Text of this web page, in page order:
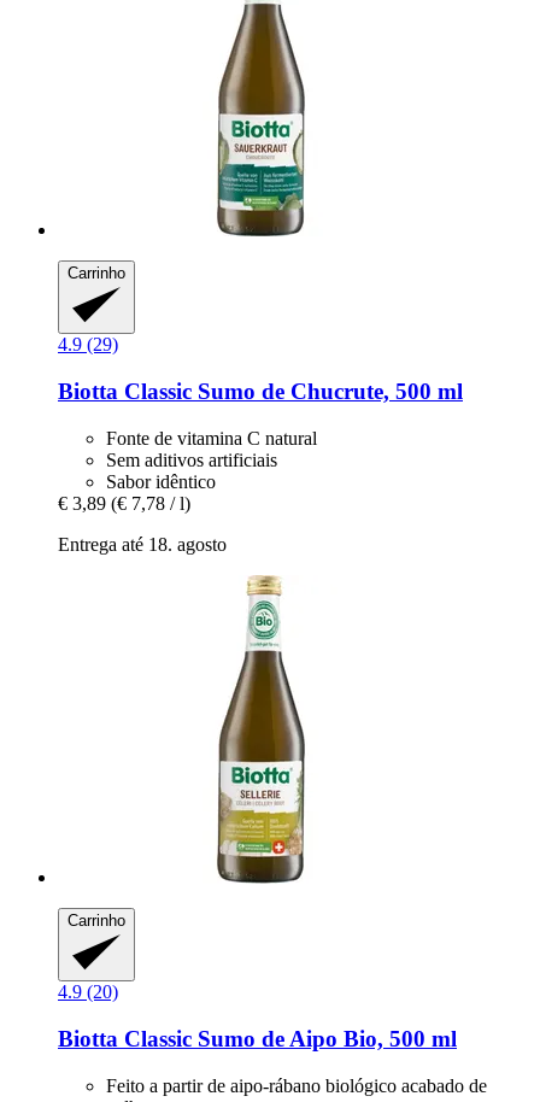
Carrinho
4.9 (29)
Biotta Classic Sumo de Chucrute, 500 ml
Fonte de vitamina C natural
Sem aditivos artificiais
Sabor idêntico
€ 3,89 (€ 7,78 / l)
Entrega até 18. agosto
Carrinho
4.9 (20)
Biotta Classic Sumo de Aipo Bio, 500 ml
Feito a partir de aipo-rábano biológico acabado de